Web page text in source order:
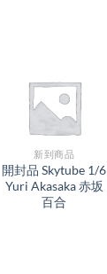
新到商品​
開封品 Skytube 1/6
Yuri Akasaka 赤坂
百合